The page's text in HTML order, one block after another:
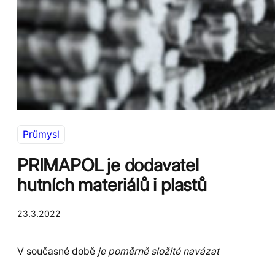
Průmysl
PRIMAPOL je dodavatel
hutních materiálů i plastů
23.3.2022
V současné době je poměrně složité navázat